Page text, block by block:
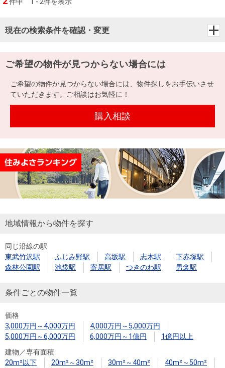
現在の検索条件を確認・変更
ご希望の物件が見つからない場合には
ご希望の物件が見つからない場合には、物件探しをお手伝いさせ
ていただきます。ご相談はお気軽に！
購入相談
地域情報から物件を探す
同じ沿線の駅
東武竹沢駅
ふじみ野駅 高坂駅 志木駅
下赤塚駅
森林公園駅
池袋駅 寄居駅 つきのわ駅 男衾駅
条件ごとの物件一覧
価格
3,000万円～4,000万円
4,000万円～5,000万円
5,000万円～6,000万円
6,000万円～1億円
1億円以上
建物／専有面積
20m²以下
20m²～30m² 30m²～40m²
40m²～50m²